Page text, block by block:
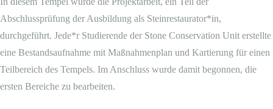
Abschlussprüfung der Ausbildung als Steinrestaurator*in,
durchgeführt. Jede*r Studierende der Stone Conservation Unit erstellte
eine Bestandsaufnahme mit Maßnahmenplan und Kartierung für einen
Teilbereich des Tempels. Im Anschluss wurde damit begonnen, die
ersten Bereiche zu bearbeiten.